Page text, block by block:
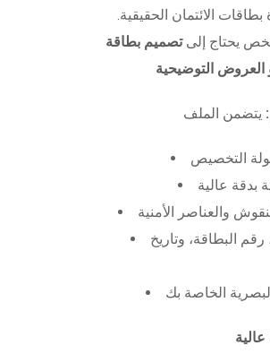
بطاقات الائتمان الحقيقية.
يحتاج إلىتصميم بطاقة
العروض التوضيحية
التخصيص
بدقة عالية
والعناصر الأمنية
البطاقة، وتاريخ
الخاصة بك